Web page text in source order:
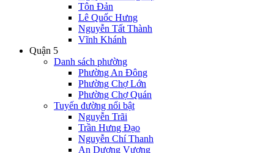
Tôn Đản
Lê Quốc Hưng
Nguyễn Tất Thành
Vĩnh Khánh
Quận 5
Danh sách phường
Phường An Đông
Phường Chợ Lớn
Phường Chợ Quán
Tuyến đường nổi bật
Nguyễn Trãi
Trần Hưng Đạo
Nguyễn Chí Thanh
An Dương Vương